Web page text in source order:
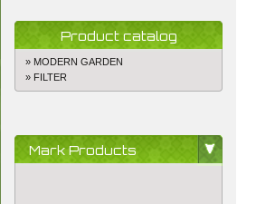
Product catalog
» MODERN GARDEN
» FILTER
Mark Products